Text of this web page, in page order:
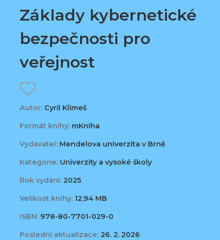
Základy kybernetické
bezpečnosti pro
veřejnost
Autor: Cyril Klimeš
Formát knihy: mKniha
Vydavatel: Mendelova univerzita v Brně
Kategorie: Univerzity a vysoké školy
Rok vydání: 2025
Velikost knihy: 12,94 MB
ISBN: 978-80-7701-029-0
Poslední aktualizace: 26. 2. 2026